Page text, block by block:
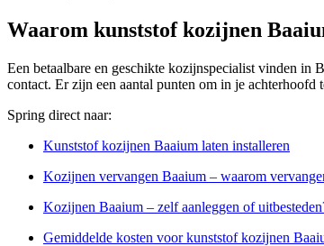
Waarom kunststof kozijnen
Een betaalbare en geschikte kozijnspecialist vinden in
contact. Er zijn een aantal punten om in je
Spring direct naar:
Kunststof kozijnen Baaium laten installeren
Kozijnen vervangen Baaium – waarom
Kozijnen Baaium – zelf aanleggen of
Gemiddelde kosten voor kunststof kozijnen